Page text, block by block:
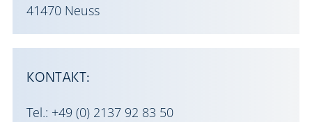
41470 Neuss
KONTAKT:
Tel.: +49 (0) 2137 92 83 50